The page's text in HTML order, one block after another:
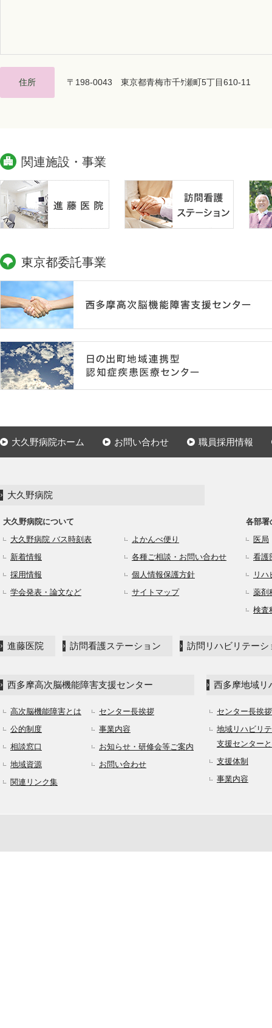
住所 〒198-0043 東京都青梅市千ｹ瀬町5丁目610-11
関連施設・事業
東京都委託事業
大久野病院ホーム お問い合わせ 職員採用情報
大久野病院
大久野病院について
大久野病院 バス時刻表
よかんべ便り
新着情報
各種ご相談・お問い合わせ
採用情報
個人情報保護方針
学会発表・論文など
サイトマップ
各部署
医局
看護
リ
薬剤
検査
進藤医院 訪問看護ステーション 訪問リハビリテーシ
西多摩高次脳機能障害支援センター
高次脳機能障害とは
公的制度
相談窓口
地域資源
関連リンク集
センター長挨拶
事業内容
お知らせ・研修会等ご案内
お問い合わせ
西多摩地域リ
センター長挨拶
地域リハビリ
支援センター
支援体制
事業内容